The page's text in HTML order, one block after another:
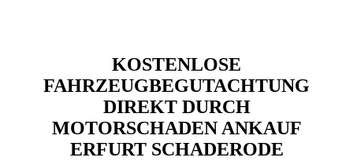
KOSTENLOSE
FAHRZEUGBEGUTACHTUNG
DIREKT DURCH
MOTORSCHADEN ANKAUF
ERFURT SCHADERODE